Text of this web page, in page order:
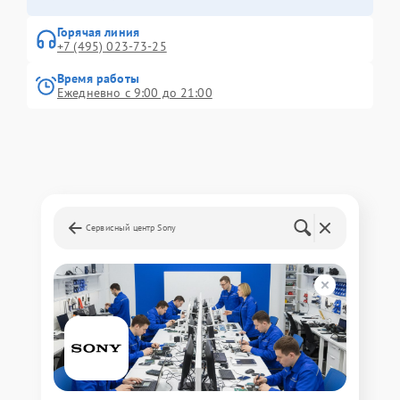
Горячая линия
+7 (495) 023-73-25
Время работы
Ежедневно с 9:00 до 21:00
Сервисный центр Sony